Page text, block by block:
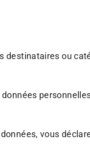
destinataires ou
vous